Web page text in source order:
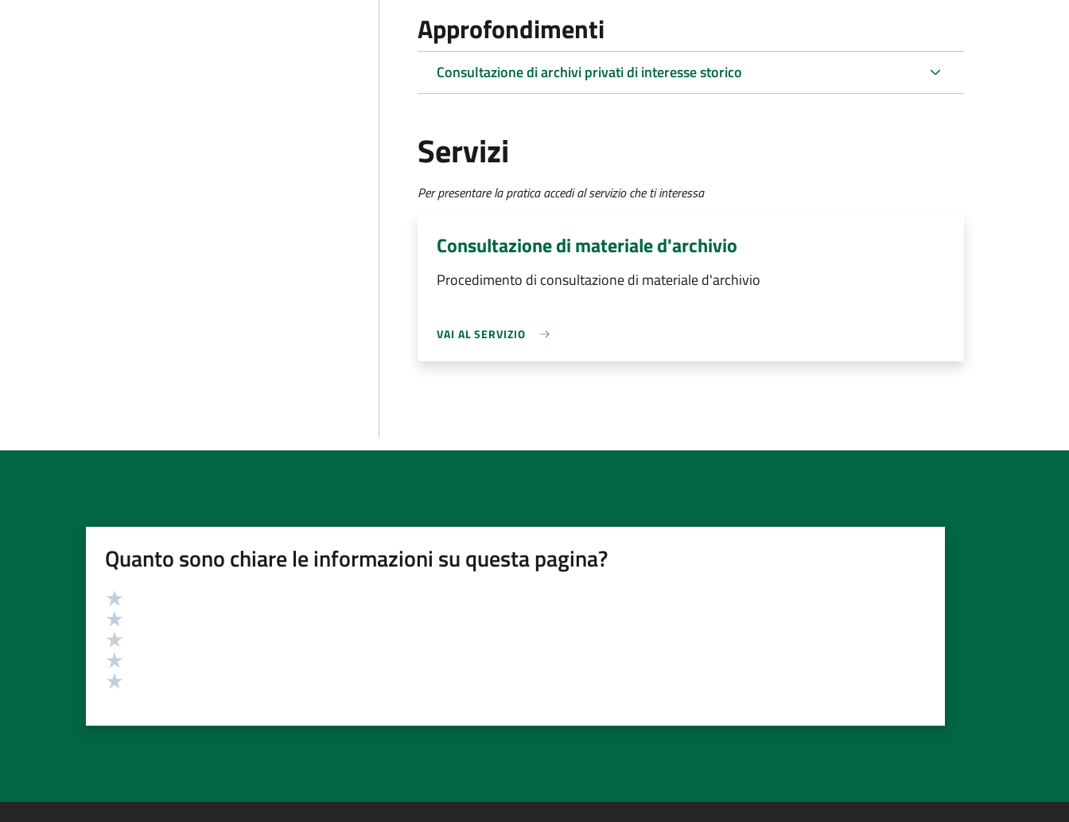
Approfondimenti
Consultazione di archivi privati di interesse storico
Servizi
Per presentare la pratica accedi al servizio che ti interessa
Consultazione di materiale d'archivio
Procedimento di consultazione di materiale d'archivio
VAI AL SERVIZIO
Quanto sono chiare le informazioni su questa pagina?
Valutazione